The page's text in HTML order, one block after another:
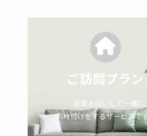
ご訪問プラン
直接お伺いして一緒に
お片付けをするサービスで